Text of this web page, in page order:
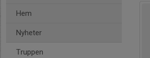
Hem
Nyheter
Truppen